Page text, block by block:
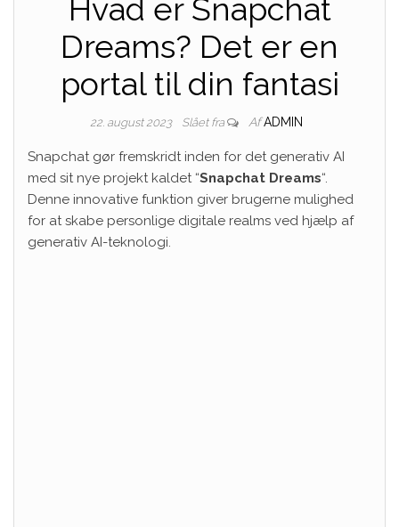
Hvad er Snapchat
Dreams? Det er en
portal til din fantasi
22. august 2023 Slået fra Af ADMIN
Snapchat gør fremskridt inden for det generativ AI
med sit nye projekt kaldet “Snapchat Dreams“.
Denne innovative funktion giver brugerne mulighed
for at skabe personlige digitale realms ved hjælp af
generativ AI-teknologi.